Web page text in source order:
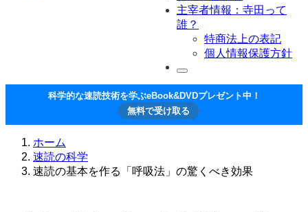
主宰者情報：寺田って
誰？
特商法上の表記
個人情報保護方針
科学的な速読技術を学ぶeBook&DVDプレゼント中！
無料で受け取る
ホーム
速読の科学
速読の基本を作る「呼吸法」の驚くべき効果